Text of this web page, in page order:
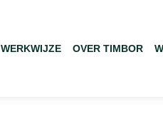
WERKWIJZE OVER TIMBOR